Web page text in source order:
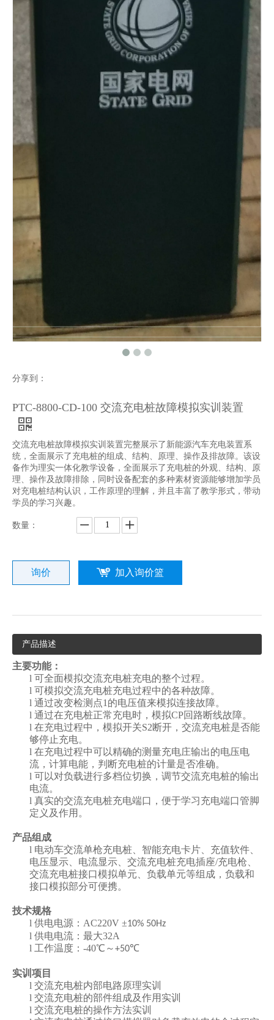
分享到：
PTC-8800-CD-100 交流充电桩故障模拟实训装置
交流充电桩故障模拟实训装置完整展示了新能源汽车充电装置系
统，全面展示了充电桩的组成、结构、原理、操作及排故障。该设
备作为理实一体化教学设备，全面展示了充电桩的外观、结构、原
理、操作及故障排除，同时设备配套的多种素材资源能够增加学员
对充电桩结构认识，工作原理的理解，并且丰富了教学形式，带动
学员的学习兴趣。
数量：
询价 加入询价篮
产品描述
主要功能：
l 可全面模拟交流充电桩充电的整个过程。
l 可模拟交流充电桩充电过程中的各种故障。
l 通过改变检测点1 的电压值来模拟连接故障。
l 通过在充电桩正常充电时，模拟CP回路断线故障。
l 在充电过程中，模拟开关S2断开，交流充电桩是否能
够停止充电。
l 在充电过程中可以精确的测量充电庄输出的电压电
流，计算电能，判断充电桩的计量是否准确。
l 可以对负载进行多档位切换，调节交流充电桩的输出
电流。
l 真实的交流充电桩充电端口，便于学习充电端口管脚
定义及作用。
产品组成
l 电动车交流单枪充电桩、智能充电卡片、充值软件、
电压显示、电流显示、交流充电桩充电插座/充电枪、
交流充电桩接口模拟单元、负载单元等组成，负载和
接口模拟部分可便携。
技术规格
l 供电电源： AC220V ±10% 50Hz
l 供电电流：最大32A
l 工作温度： -40℃～+50℃
实训项目
l 交流充电桩内部电路原理实训
l 交流充电桩的部件组成及作用实训
l 交流充电桩的操作方法实训